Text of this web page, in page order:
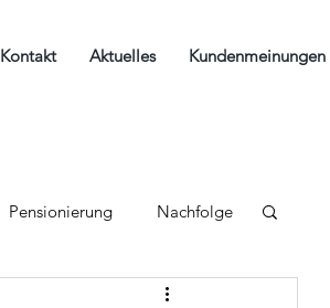
Kontakt Aktuelles Kundenmeinungen
Pensionierung Nachfolge